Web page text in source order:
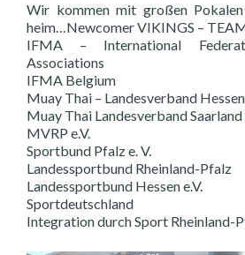
Wir kommen mit großen
heim…Newcomer VIKINGS –
IFMA – International
Associations
IFMA Belgium
Muay Thai – Landesverband Hessen
Muay Thai Landesverband Saarland
MVRP e.V.
Sportbund Pfalz e. V.
Landessportbund Rheinland-Pfalz
Landessportbund Hessen e.V.
Sportdeutschland
Integration durch Sport Rheinland-